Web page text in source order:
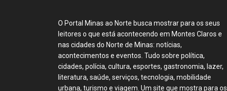
O Portal Minas ao Norte busca mostrar para os seus
leitores o que está acontecendo em Montes Claros e
nas cidades do Norte de Minas: notícias,
acontecimentos e eventos. Tudo sobre política,
cidades, polícia, cultura, esportes, gastronomia, lazer,
literatura, saúde, serviços, tecnologia, mobilidade
urbana, turismo e viagem. Um site que mostra para os